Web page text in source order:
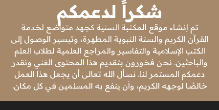
شكراً لدعمكم
تم إنشاء موقع المكتبة السنية كجهد متواضع لخدمة
القرآن الكريم والسنة النبوية المطهرة، وتيسير الوصول إلى
الكتب الإسلامية والتفاسير والمراجع العلمية لطلاب العلم
والباحثين. نحن فخورون بتقديم هذا المحتوى الغني ونقدر
دعمكم المستمر لنا. نسأل الله تعالى أن يجعل هذا العمل
خالصًا لوجهه الكريم، وأن ينفع به المسلمين في كل مكان.